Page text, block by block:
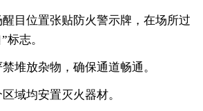
位置张贴防火警示牌，在场所过
标志。
放杂物，确保通道畅通。
均安置灭火器材。